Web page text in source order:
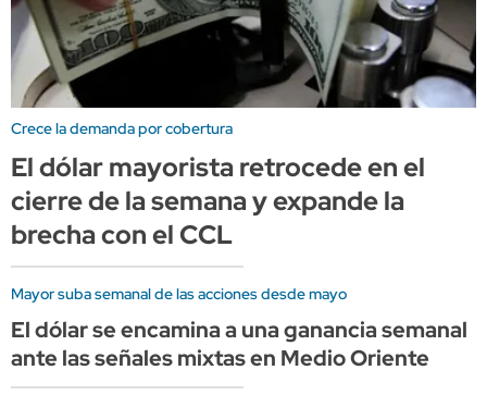
Crece la demanda por cobertura
El dólar mayorista retrocede en el
cierre de la semana y expande la
brecha con el CCL
Mayor suba semanal de las acciones desde mayo
El dólar se encamina a una ganancia semanal
ante las señales mixtas en Medio Oriente